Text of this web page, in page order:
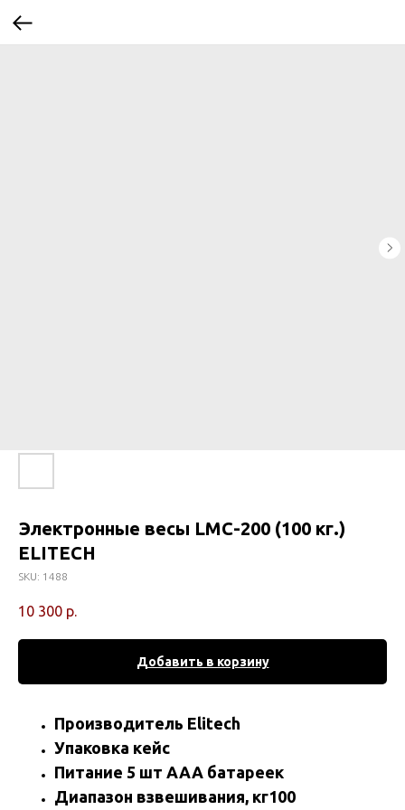
Электронные весы LMC-200 (100 кг.)
ELITECH
SKU: 1488
10 300 р.
Добавить в корзину
Производитель Elitech
Упаковка кейс
Питание 5 шт AAA батареек
Диапазон взвешивания, кг100